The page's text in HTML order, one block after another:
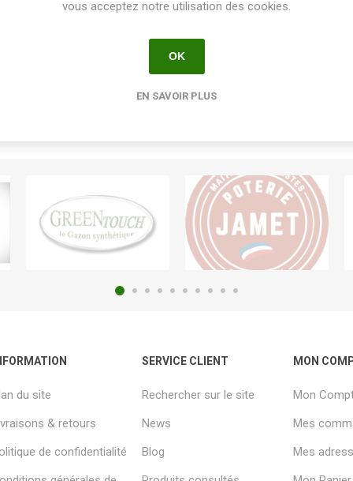
du site
& retours
de confidentialité
SERVICE CLIENT
Rechercher sur le site
News
Blog
MON
Mon
Mes
Mes
vous acceptez notre utilisation des cookies.
OK
EN SAVOIR PLUS